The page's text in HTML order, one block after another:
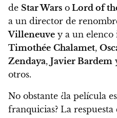
de Star Wars o Lord of
a un director de
Villeneuve y a un elenco
Timothée Chalamet,
Zendaya, Javier Bardem
otros.
No obstante ¿la película
franquicias? La respuesta